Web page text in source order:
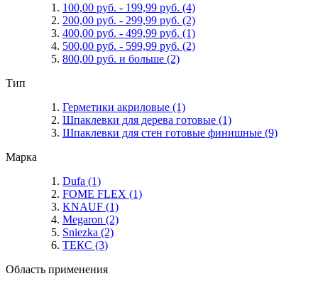
100,00 руб. - 199,99 руб. (4)
200,00 руб. - 299,99 руб. (2)
400,00 руб. - 499,99 руб. (1)
500,00 руб. - 599,99 руб. (2)
800,00 руб. и больше (2)
Тип
Герметики акриловые (1)
Шпаклевки для дерева готовые (1)
Шпаклевки для стен готовые финишные (9)
Марка
Dufa (1)
FOME FLEX (1)
KNAUF (1)
Megaron (2)
Sniezka (2)
ТЕКС (3)
Область применения